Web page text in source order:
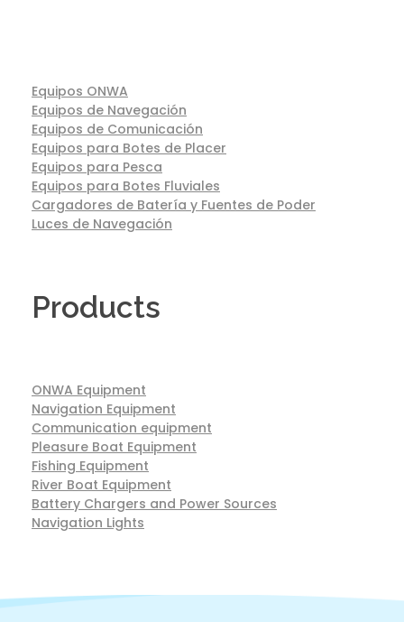
Equipos ONWA
Equipos de Navegación
Equipos de Comunicación
Equipos para Botes de Placer
Equipos para Pesca
Equipos para Botes Fluviales
Cargadores de Batería y Fuentes de Poder
Luces de Navegación
Products
ONWA Equipment
Navigation Equipment
Communication equipment
Pleasure Boat Equipment
Fishing Equipment
River Boat Equipment
Battery Chargers and Power Sources
Navigation Lights